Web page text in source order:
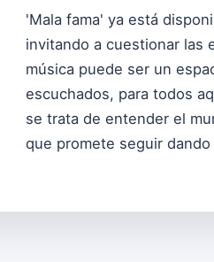
'Mala fama' ya está
invitando a cuestionar las
música puede ser un
escuchados, para todos
se trata de entender el
que promete seguir dando